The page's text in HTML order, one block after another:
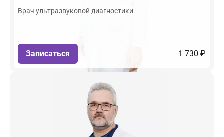
Врач ультразвуковой диагностики
Записаться 1 730 ₽